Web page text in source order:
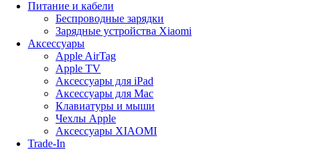
Питание и кабели
Беспроводные зарядки
Зарядные устройства Xiaomi
Аксессуары
Apple AirTag
Apple TV
Аксессуары для iPad
Аксессуары для Mac
Клавиатуры и мыши
Чехлы Apple
Аксессуары XIAOMI
Trade-In